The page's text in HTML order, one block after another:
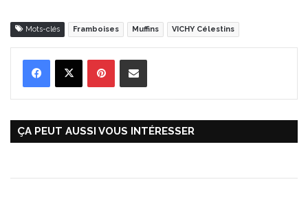
Mots-clés Framboises Muffins VICHY Célestins
ÇA PEUT AUSSI VOUS INTÉRESSER